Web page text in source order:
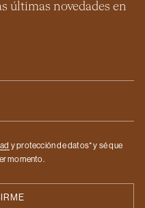
últimas novedades en
y protección de datos* y sé que
momento.